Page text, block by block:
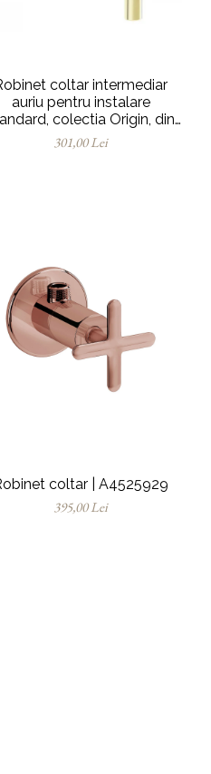
coltar intermediar
auriu pentru instalare
colectia Origin, din
alama | A4521423
301,00 Lei
coltar | A4525929
395,00 Lei